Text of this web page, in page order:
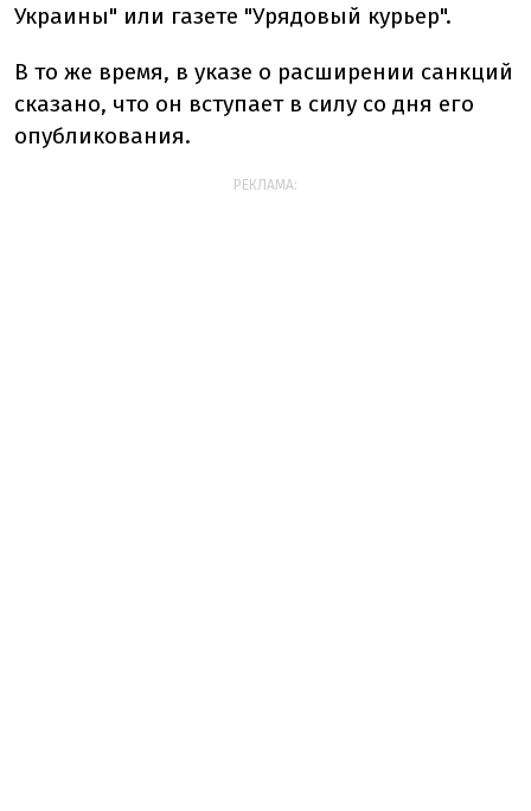
Украины" или газете "Урядовый курьер".
В то же время, в указе о расширении санкций
сказано, что он вступает в силу со дня его
опубликования.
РЕКЛАМА: